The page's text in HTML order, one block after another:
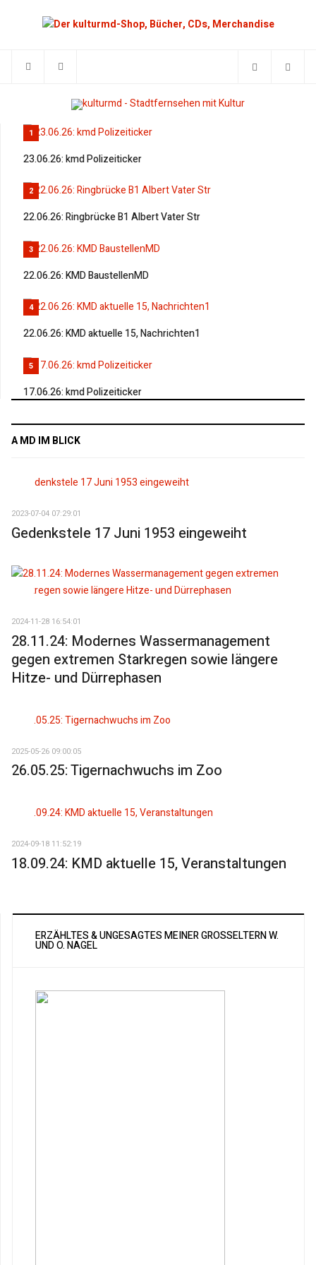
1
23.06.26: kmd Polizeiticker
2
22.06.26: Ringbrücke B1 Albert Vater Str
3
22.06.26: KMD BaustellenMD
4
22.06.26: KMD aktuelle 15, Nachrichten1
5
17.06.26: kmd Polizeiticker
A MD IM BLICK
2023-07-04 07:29:01
Gedenkstele 17 Juni 1953 eingeweiht
2024-11-28 16:54:01
28.11.24: Modernes Wassermanagement
gegen extremen Starkregen sowie längere
Hitze- und Dürrephasen
2025-05-26 09:00:05
26.05.25: Tigernachwuchs im Zoo
2024-09-18 11:52:19
18.09.24: KMD aktuelle 15, Veranstaltungen
ERZÄHLTES & UNGESAGTES MEINER GROSSELTERN W. U
ND O. NAGEL